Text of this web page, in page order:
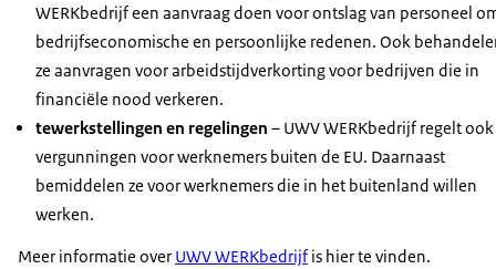
WERKbedrijf een aanvraag doen voor ontslag van personeel
bedrijfseconomische en persoonlijke redenen. Ook
ze aanvragen voor arbeidstijdverkorting voor bedrijven die in
financiële nood verkeren.
tewerkstellingen en regelingen – UWV WERKbedrijf regelt ook
vergunningen voor werknemers buiten de EU. Daarnaast
bemiddelen ze voor werknemers die in het buitenland willen
werken.
Meer informatie over UWV WERKbedrijfis hier te vinden.